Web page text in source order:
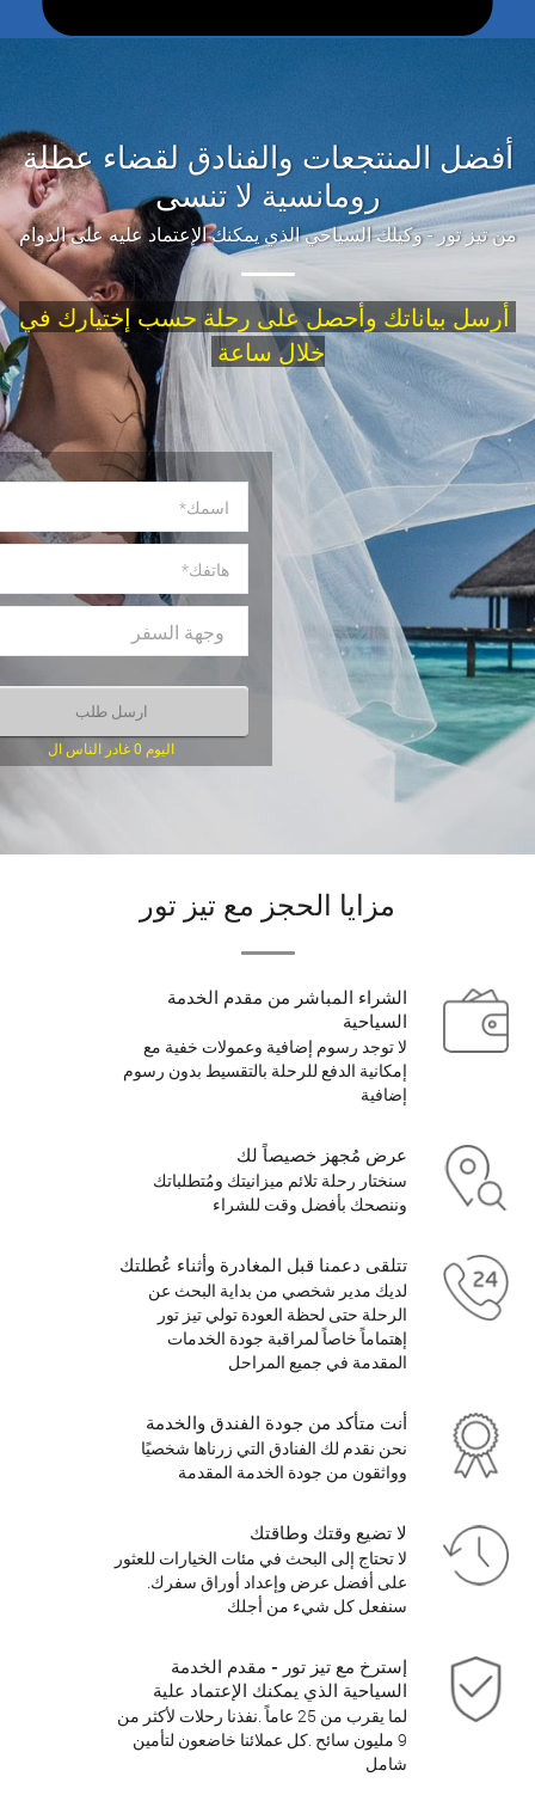
المنتجعات والفنادق لقضاء عطلة
رومانسية لا تنسى
تور - وكيلك السياحي الذي يمكنك الإعتماد عليه على الدوام
بياناتك وأحصل علىرحلة حسب إختياركفي
خلال ساعة
مزايا الحجز مع تيز تور
الشراء المباشر من مقدم الخدمة
السياحية
لا توجد رسوم إضافية وعمولات خفية مع
إمكانية الدفع للرحلة بالتقسيط بدون رسوم
عرض مُجهز خصيصاً لك
سنختار رحلة تلائم ميزانيتك ومُتطلباتك
وننصحك بأفضل وقت للشراء
تتلقى دعمنا قبل المغادرة وأثناء عُطلتك
لديك مدير شخصي من بداية البحث عن
الرحلة حتى لحظة العودة تولي تيز تور
إهتماماً خاصاً لمراقبة جودة الخدمات
المقدمة في جميع المراحل
أنت متأكد من جودة الفندق والخدمة
نحن نقدم لك الفنادق التي زرناها شخصيًا
وواثقون من جودة الخدمة المقدمة
لا تضيع وقتك وطاقتك
لا تحتاج إلى البحث في مئات الخيارات للعثور
على أفضل عرض وإعداد أوراق سفرك.
سنفعل كل شيء من أجلك
إسترخ مع تيز تور - مقدم الخدمة
السياحية الذي يمكنك الإعتماد علية
لما يقرب من 25 عاماً .نفذنا رحلات لأكثر من
9 مليون سائح .كل عملائنا خاضعون لتأمين